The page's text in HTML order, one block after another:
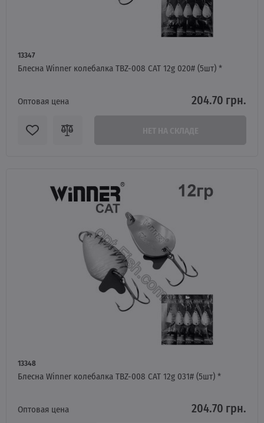
13347
Блесна Winner колебалка TBZ-008 CAT 12g 020# (5шт) *
Оптовая цена 204.70 грн.
13348
Блесна Winner колебалка TBZ-008 CAT 12g 031# (5шт) *
Оптовая цена 204.70 грн.